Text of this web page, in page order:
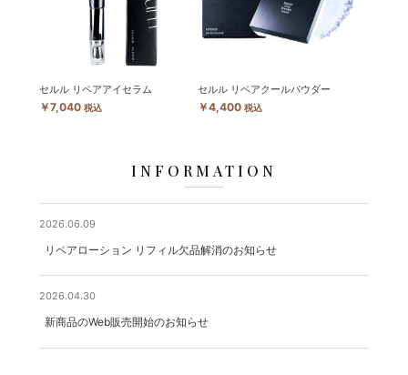
セルル リペアアイセラム
￥7,040 税込
セルル リペアクールパウダー
￥4,400 税込
INFORMATION
2026.06.09
リペアローション リフィル欠品解消のお知らせ
2026.04.30
新商品のWeb販売開始のお知らせ